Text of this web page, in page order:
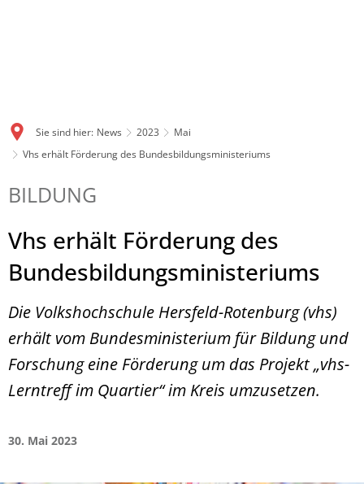
Sie sind hier: News 2023
Mai
Vhs erhält Förderung des Bundesbildungsministeriums
BILDUNG
Vhs erhält Förderung des
Bundesbildungsministeriums
Die Volkshochschule Hersfeld-Rotenburg (vhs)
erhält vom Bundesministerium für Bildung und
Forschung eine Förderung um das Projekt „vhs-
Lerntreff im Quartier“ im Kreis umzusetzen.
30. Mai 2023